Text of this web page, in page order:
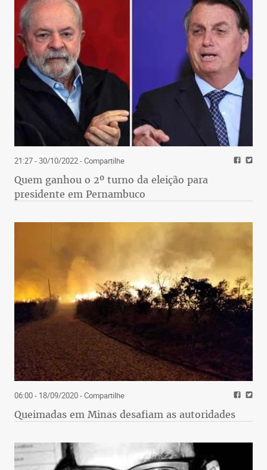
21:27 - 30/10/2022- Compartilhe
Quem ganhou o 2º turno da eleição para
presidente em Pernambuco
06:00 - 18/09/2020- Compartilhe
Queimadas em Minas desafiam as autoridades